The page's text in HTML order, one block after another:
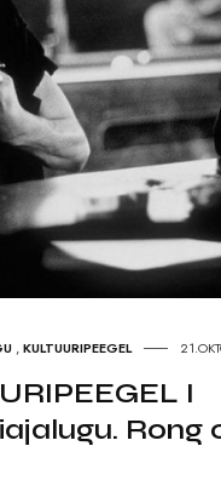
,KULTUURIPEEGEL
I
Rong